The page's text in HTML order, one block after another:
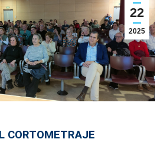
22
2025
CORTOMETRAJE